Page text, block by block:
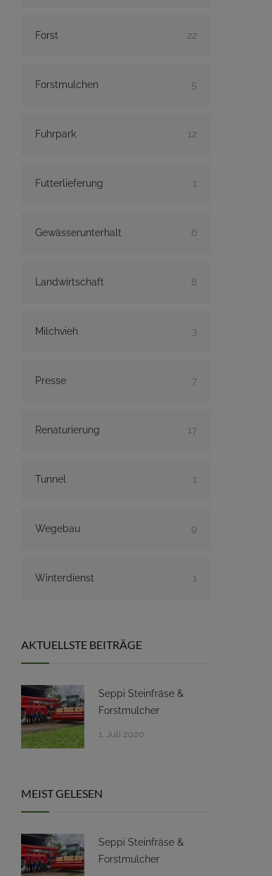
Forst 22
Forstmulchen 5
Fuhrpark 12
Futterlieferung 1
Gewässerunterhalt 6
Landwirtschaft 8
Milchvieh 3
Presse 7
Renaturierung 17
Tunnel 1
Wegebau 9
Winterdienst 1
AKTUELLSTE BEITRÄGE
Seppi Steinfräse &
Forstmulcher
1. Juli 2020
MEIST GELESEN
Seppi Steinfräse &
Forstmulcher